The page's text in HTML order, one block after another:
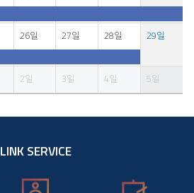
26일 27일 28일 29일
2일 3일 4일 5일
LINK SERVICE